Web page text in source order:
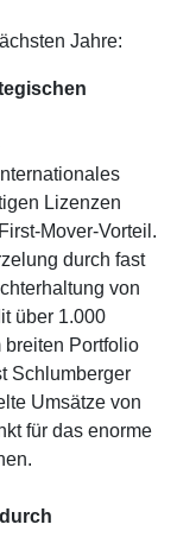
Jahre:
Lizenzen
Mover-Vorteil.
durch fast
von
über 1.000
Portfolio
Schlumberger
Umsätze von
für das enorme